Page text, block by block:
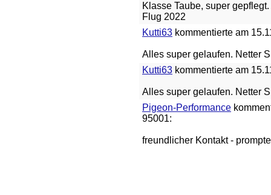
Klasse Taube, super
Flug 2022
Kutti63 kommentierte am
Alles super gelaufen. Netter
Kutti63 kommentierte am
Alles super gelaufen. Netter
Pigeon-Performance
95001:
freundlicher Kontakt -